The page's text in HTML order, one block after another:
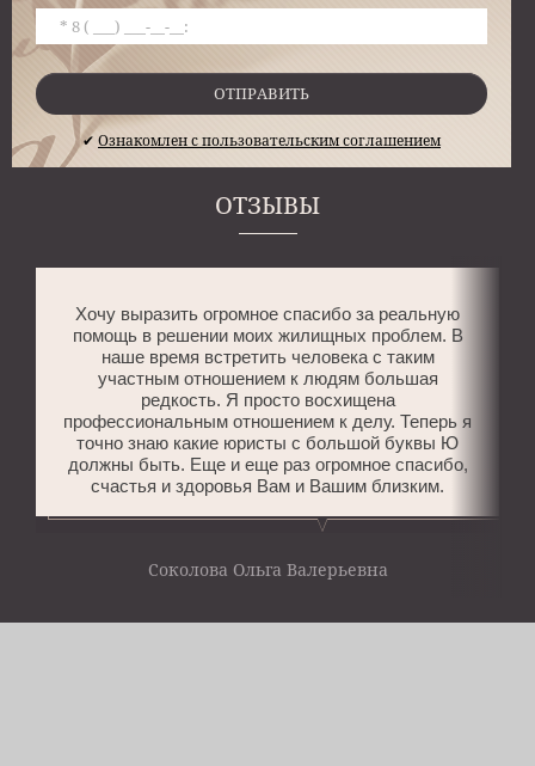
ОТПРАВИТЬ
✔ Ознакомлен с пользовательским соглашением
ОТЗЫВЫ
Хочу выразить огромное спасибо за реальную
помощь в решении моих жилищных проблем. В
наше время встретить человека с таким
участным отношением к людям большая
редкость. Я просто восхищена
профессиональным отношением к делу. Теперь я
точно знаю какие юристы с большой буквы Ю
должны быть. Еще и еще раз огромное спасибо,
счастья и здоровья Вам и Вашим близким.
Соколова Ольга Валерьевна